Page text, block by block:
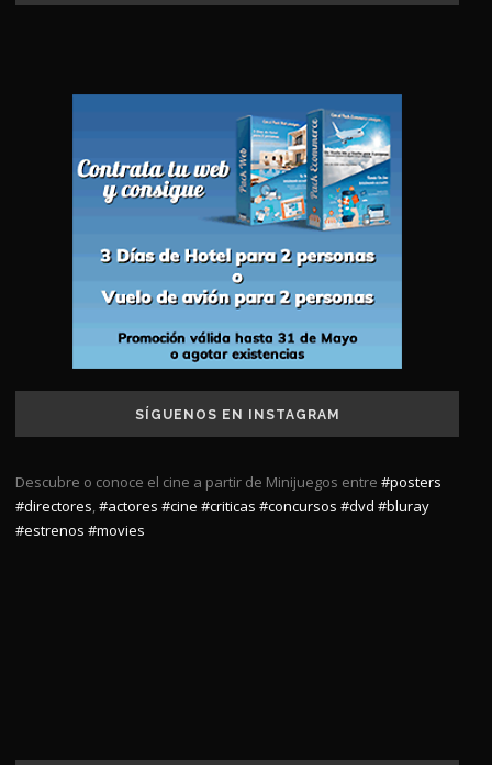
SÍGUENOS EN INSTAGRAM
Descubre o conoce el cine a partir de Minijuegos entre #posters
#directores,#actores #cine #criticas #concursos #dvd #bluray
#estrenos #movies